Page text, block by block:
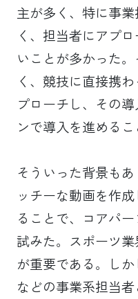
主が多く、特に事
く、担当者にアプ
いことが多かった
く、競技に直接携
プローチし、その
ンで導入を進めるこ
そういった背景も
ッチーな動画を作
ることで、コアパ
試みた。スポーツ
が重要である。し
などの事業系担当